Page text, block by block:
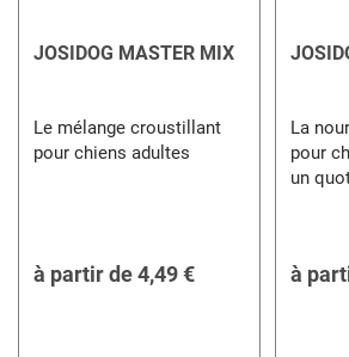
JOSIDOG MASTER MIX
Le mélange croustillant
pour chiens adultes
à partir de4,49 €
La
pour
un
à